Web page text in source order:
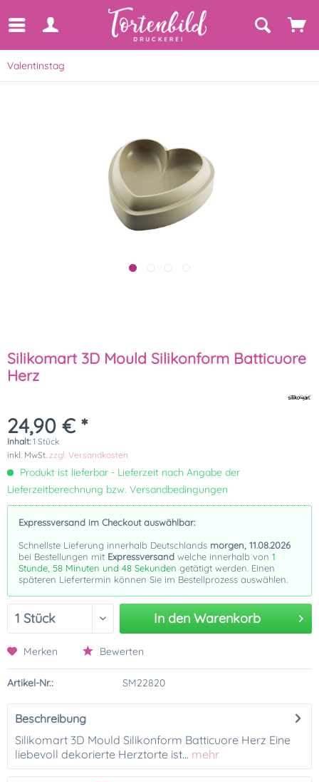
Valentinstag
Silikomart 3D Mould Silikonform Batticuore
Herz
24,90 € *
Inhalt: 1 Stück
inkl. MwSt. zzgl. Versandkosten
Produkt ist lieferbar - Lieferzeit nach Angabe der
Lieferzeitberechnung bzw. Versandbedingungen
Expressversand im Checkout auswählbar:
Schnellste Lieferung innerhalb Deutschlands morgen, 11.08.2026
bei Bestellungen mit Expressversand welche innerhalb von 1
Stunde, 58 Minuten und 48 Sekunden getätigt werden. Einen
späteren Liefertermin können Sie im Bestellprozess auswählen.
In den Warenkorb
Merken Bewerten
Artikel-Nr.: SM22820
Beschreibung
Silikomart 3D Mould Silikonform Batticuore Herz Eine
liebevoll dekorierte Herztorte ist... mehr